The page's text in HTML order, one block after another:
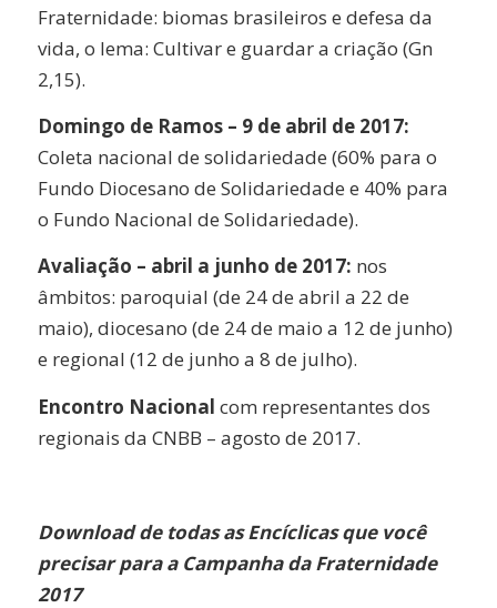
Fraternidade: biomas brasileiros e defesa da
vida, o lema: Cultivar e guardar a criação (Gn
2,15).
Domingo de Ramos – 9 de abril de 2017:
Coleta nacional de solidariedade (60% para o
Fundo Diocesano de Solidariedade e 40% para
o Fundo Nacional de Solidariedade).
Avaliação – abril a junho de 2017: nos
âmbitos: paroquial (de 24 de abril a 22 de
maio), diocesano (de 24 de maio a 12 de junho)
e regional (12 de junho a 8 de julho).
Encontro Nacional com representantes dos
regionais da CNBB – agosto de 2017.
Download de todas as Encíclicas que você
precisar para a Campanha da Fraternidade
2017